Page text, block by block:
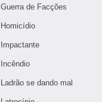
Guerra de Facções
Homicídio
Impactante
Incêndio
Ladrão se dando mal